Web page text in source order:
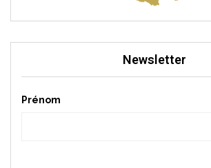
Newsletter
Prénom